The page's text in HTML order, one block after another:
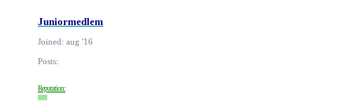
Juniormedlem
Joined: aug '16
Posts:
Reputation: